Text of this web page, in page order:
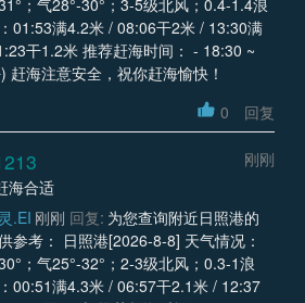
01:53满4.2米 / 08:06干2米 / 13:30满
干1.2米 推荐赶海时间： - 18:30 ~
赶海注意安全，祝你赶海愉快！
0 回复
刚刚
海合适
.EI 刚刚 回复: 为您查询附近日照港的
参考： 日照港[2026-8-8] 天气情况：
；气25°-32°；2-3级北风；0.3-1浪
00:51满4.3米 / 06:57干2.1米 / 12:37